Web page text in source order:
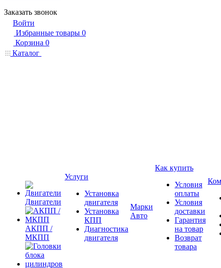
Заказать звонок
Войти
Избранные товары 0
Корзина 0
Каталог
Двигатели
АКПП /
МКПП
Услуги
Установка
двигателя
Установка
КПП
Диагностика
двигателя
Марки
Авто
Как купить
Условия
оплаты
Условия
доставки
Гарантия
на товар
Возврат
товара